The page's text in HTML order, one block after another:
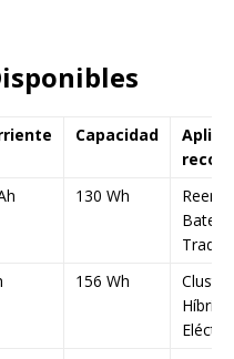
Capacidad
130 Wh
156 Wh
Cluster